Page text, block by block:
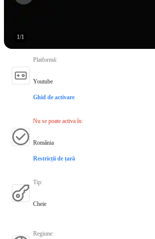
1/1
Platformă:
Youtube
Ghid de activare
Nu se poate activa în:
România
Restricții de țară
Tip:
Cheie
Regiune: